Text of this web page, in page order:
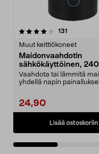
131
Muut keittiökoneet
Maidonvaahdotin
sähkökäyttöinen,
musta
Vaahdota tai lämmitä
yhdellä napin
24,90
Lisää ostoskoriin
4.0 viidestä